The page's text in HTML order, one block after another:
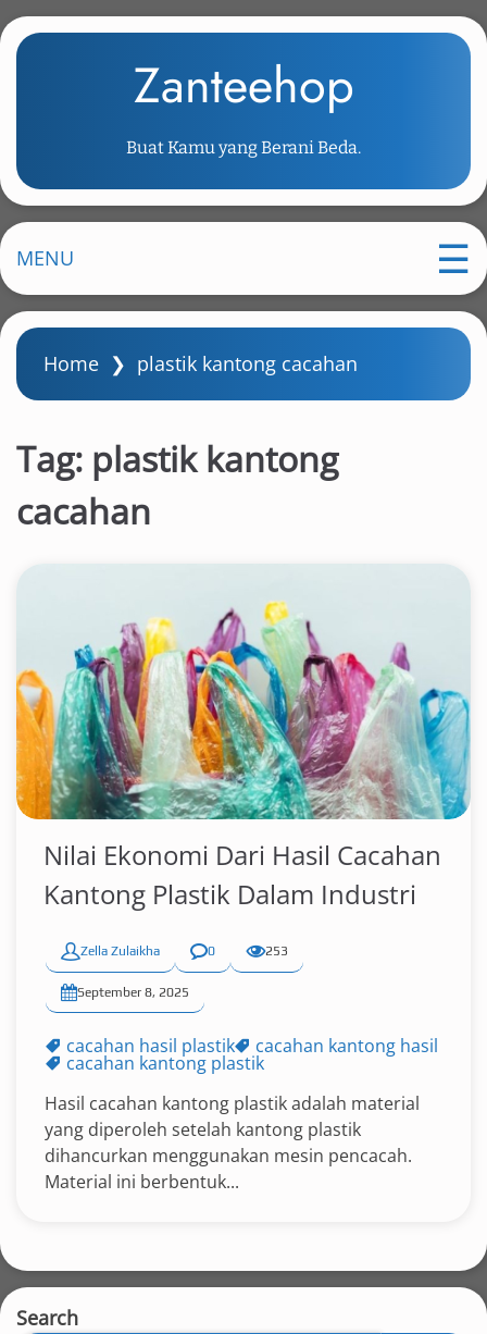
k
m
i
n
o
Zanteehop
Buat Kamu yang Berani Beda.
MENU
Home ❯ plastik kantong cacahan
Tag: plastik kantong
cacahan
Nilai Ekonomi Dari Hasil Cacahan
Kantong Plastik Dalam Industri
Zella Zulaikha 0 253
September 8, 2025
cacahan hasil plastik cacahan kantong hasil
cacahan kantong plastik
Hasil cacahan kantong plastik adalah material
yang diperoleh setelah kantong plastik
dihancurkan menggunakan mesin pencacah.
Material ini berbentuk...
Search